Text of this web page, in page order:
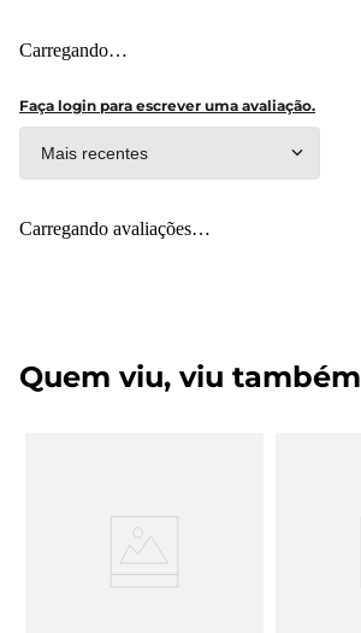
Carregando…
Faça login para escrever uma avaliação.
Mais recentes
Carregando avaliações…
Quem viu, viu também